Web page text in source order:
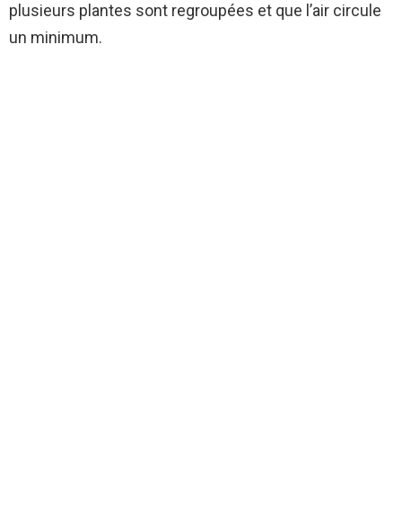
plusieurs plantes sont regroupées et que l’air circule
un minimum.